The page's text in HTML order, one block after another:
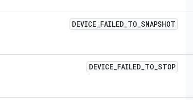
DEVICE_FAILED_TO_SNAPSHOT
DEVICE_FAILED_TO_STOP